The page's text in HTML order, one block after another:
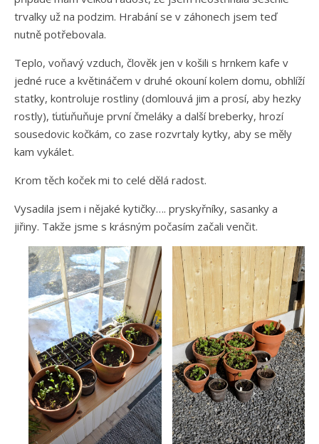
trvalky už na podzim. Hrabání se v záhonech jsem teď
nutně potřebovala.
Teplo, voňavý vzduch, člověk jen v košili s hrnkem kafe v
jedné ruce a květináčem v druhé okouní kolem domu, obhlíží
statky, kontroluje rostliny (domlouvá jim a prosí, aby hezky
rostly), ťuťuňuňuje první čmeláky a další breberky, hrozí
sousedovic kočkám, co zase rozvrtaly kytky, aby se měly
kam vykálet.
Krom těch koček mi to celé dělá radost.
Vysadila jsem i nějaké kytičky…. pryskyřníky, sasanky a
jiřiny. Takže jsme s krásným počasím začali venčit.